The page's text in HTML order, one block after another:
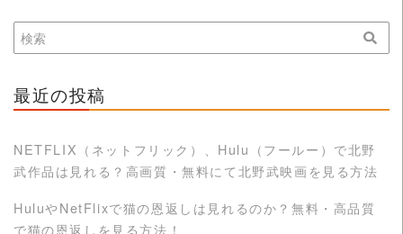
最近の投稿
NETFLIX（ネットフリック）、Hulu（フールー）で北野
武作品は見れる？高画質・無料にて北野武映画を見る方法
HuluやNetFlixで猫の恩返しは見れるのか？無料・高品質
で猫の恩返しを見る方法！